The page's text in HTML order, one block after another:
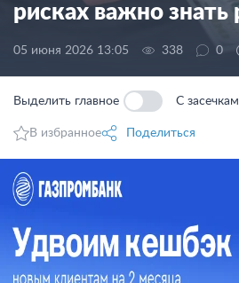
рисках важно знать
05 июня 2026 13:05 338 0
Выделить главное С
В избранное Поделиться